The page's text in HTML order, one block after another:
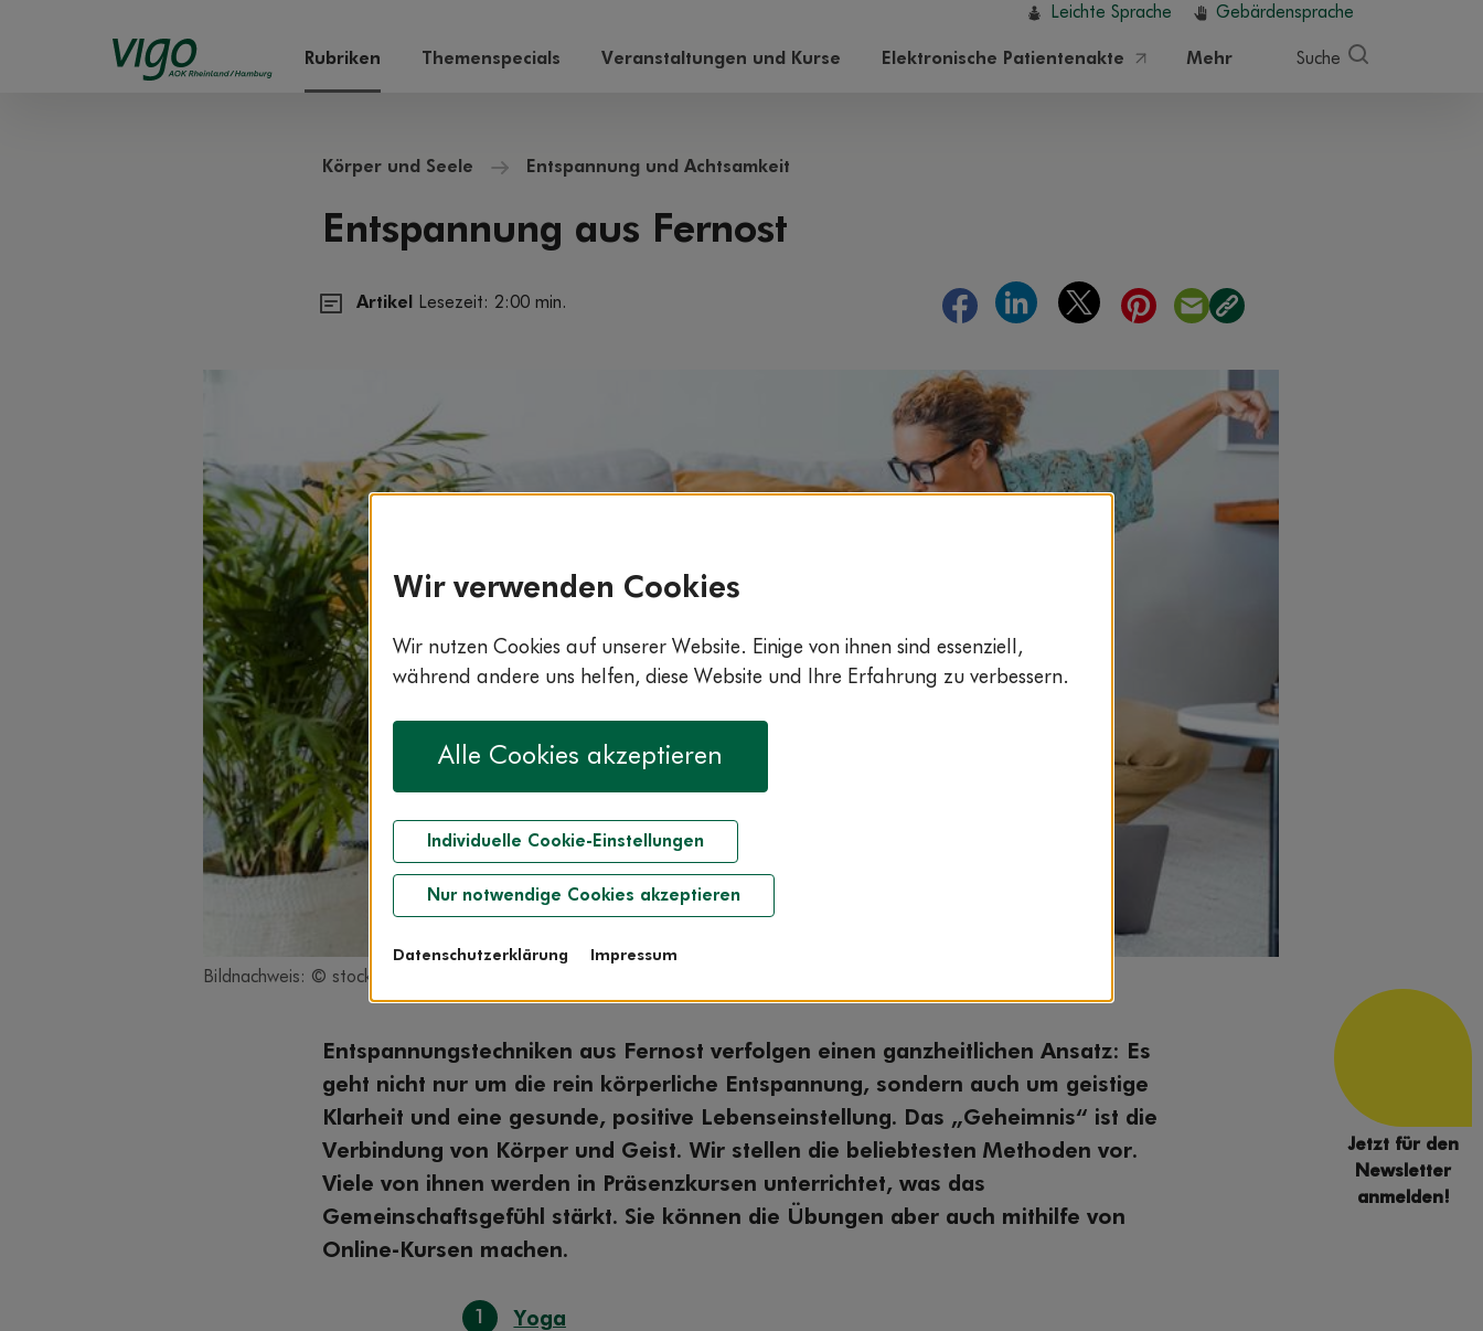
Leichte Sprache Gebärdensprache
Rubriken Themenspecials Veranstaltungen und Kurse Elektronische Patientenakte Mehr Suche
Körper und Seele Entspannung und Achtsamkeit
Entspannung aus Fernost
Artikel Lesezeit: 2:00 min.
Bildnachweis: © stock.adobe.com / simona
Entspannungstechniken aus Fernost verfolgen einen ganzheitlichen Ansatz: Es
geht nicht nur um die rein körperliche Entspannung, sondern auch um geistige
Klarheit und eine gesunde, positive Lebenseinstellung. Das „Geheimnis“ ist die
Verbindung von Körper und Geist. Wir stellen die beliebtesten Methoden vor.
Viele von ihnen werden in Präsenzkursen unterrichtet, was das
Gemeinschaftsgefühl stärkt. Sie können die Übungen aber auch mithilfe von
Online-Kursen machen.
1 Yoga
Jetzt für den
Newsletter
anmelden!
Wir verwenden Cookies
Wir nutzen Cookies auf unserer Website. Einige von ihnen sind essenziell,
während andere uns helfen, diese Website und Ihre Erfahrung zu verbessern.
Alle Cookies akzeptieren
Individuelle Cookie-Einstellungen
Nur notwendige Cookies akzeptieren
Datenschutzerklärung Impressum